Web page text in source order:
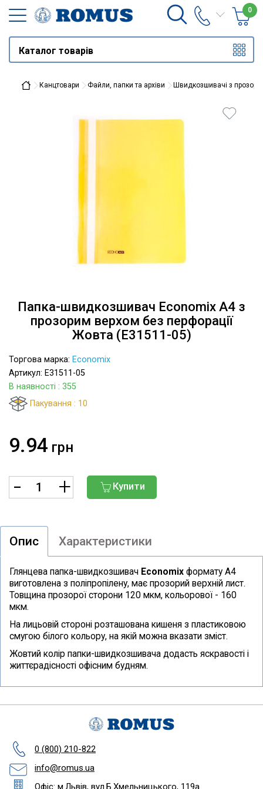
0
Каталог товарів
Канцтовари Файли, папки та архіви Швидкозшивачі з
Папка-швидкозшивач Economix A4 з
прозорим верхом без перфорації
Жовта (E31511-05)
Торгова марка: Economix
Артикул: E31511-05
В наявності : 355
Пакування : 10
9.94 грн
Купити
Опис Характеристики
Глянцева папка-швидкозшивач Economix формату А4
виготовлена з поліпропілену, має прозорий верхній лист.
Товщина прозорої сторони 120 мкм, кольорової - 160
мкм.
На лицьовій стороні розташована кишеня з пластиковою
смугою білого кольору, на якій можна вказати зміст.
Жовтий колір папки-швидкозшивача додасть яскравості і
життєрадісності офісним будням.
0 (800) 210-822
info@romus.ua
Офіс: м.Львів, вул.Б.Хмельницького, 119а